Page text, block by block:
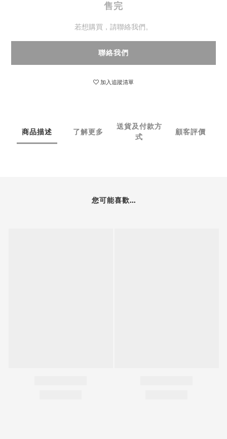
售完
若想購買，請聯絡我們。
聯絡我們
加入追蹤清單
商品描述 了解更多
送貨及付款方
式
顧客評價
您可能喜歡...